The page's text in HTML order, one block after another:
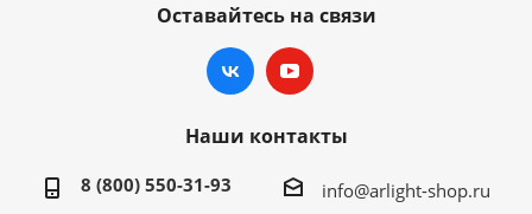
Оставайтесь на связи
Наши контакты
8 (800) 550-31-93 info@arlight-shop.ru